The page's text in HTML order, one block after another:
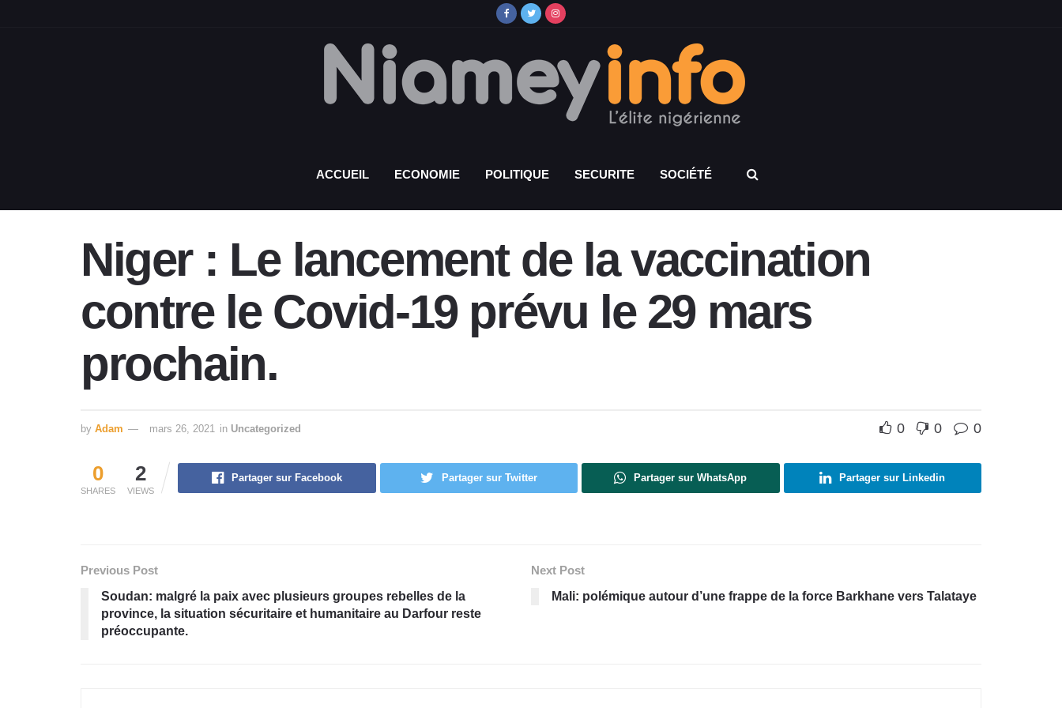
ACCUEIL ECONOMIE POLITIQUE SECURITE SOCIÉTÉ
Niger : Le lancement de la vaccination
contre le Covid-19 prévu le 29 mars
prochain.
by Adam mars 26, 2021 in Uncategorized 0 0 0
0
SHARES
2
VIEWS
Partager sur Facebook Partager sur Twitter Partager sur WhatsApp Partager sur Linkedin
Previous Post
Soudan: malgré la paix avec plusieurs groupes rebelles de la
province, la situation sécuritaire et humanitaire au Darfour reste
préoccupante.
Next Post
Mali: polémique autour d’une frappe de la force Barkhane vers Talataye